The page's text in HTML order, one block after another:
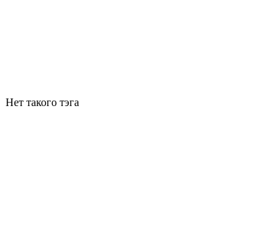
Нет такого тэга